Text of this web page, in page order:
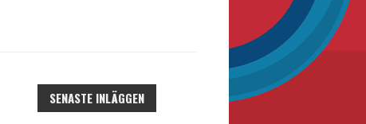
SENASTE INLÄGGEN